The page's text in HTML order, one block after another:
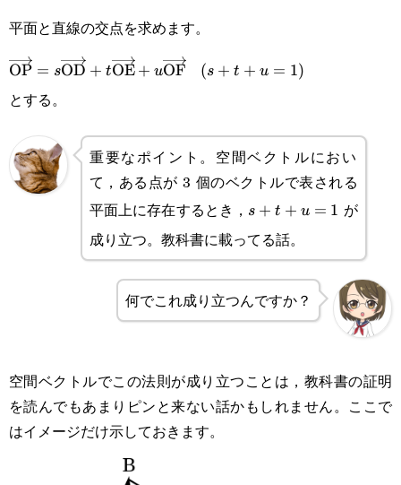
平面と直線の交点を求めます。
OP = sOD + tOE + uOF (s+t+u=1)
(s + t + u = 1)
とする。
重要なポイント。空間ベクトルにおい
て，ある点が 3 個のベクトルで表される
平面上に存在するとき， s+t+u=1
s + t + u = 1 が
成り立つ。教科書に載ってる話。
何でこれ成り立つんですか？
空間ベクトルでこの法則が成り立つことは，教科書の証明
を読んでもあまりピンと来ない話かもしれません。ここで
はイメージだけ示しておきます。